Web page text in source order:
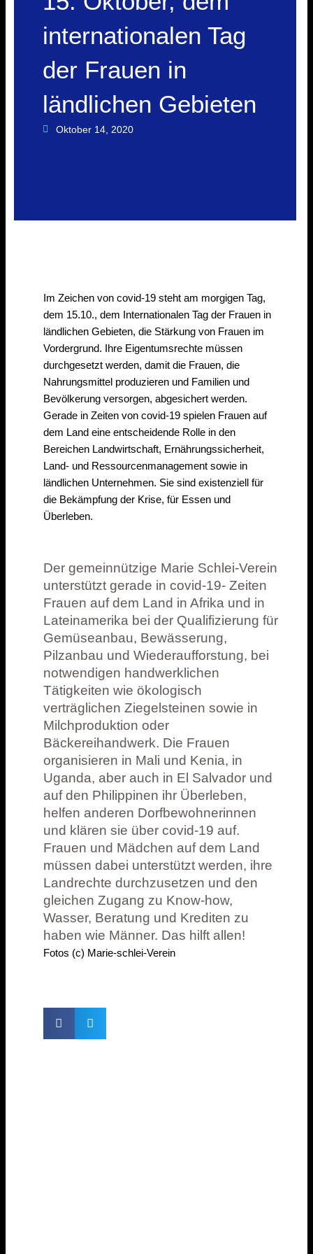
internationalen Tag
der Frauen in
ländlichen Gebieten
Oktober 14, 2020
Im Zeichen von covid-19 steht am morgigen Tag,
dem 15.10., dem Internationalen Tag der Frauen in
ländlichen Gebieten, die Stärkung von Frauen im
Vordergrund. Ihre Eigentumsrechte müssen
durchgesetzt werden, damit die Frauen, die
Nahrungsmittel produzieren und Familien und
Bevölkerung versorgen, abgesichert werden.
Gerade in Zeiten von covid-19 spielen Frauen auf
dem Land eine entscheidende Rolle in den
Bereichen Landwirtschaft, Ernährungssicherheit,
Land- und Ressourcenmanagement sowie in
ländlichen Unternehmen. Sie sind existenziell für
die Bekämpfung der Krise, für Essen und
Überleben.
Der gemeinnützige Marie Schlei-Verein
unterstützt gerade in covid-19- Zeiten
Frauen auf dem Land in Afrika und in
Lateinamerika bei der Qualifizierung für
Gemüseanbau, Bewässerung,
Pilzanbau und Wiederaufforstung, bei
notwendigen handwerklichen
Tätigkeiten wie ökologisch
verträglichen Ziegelsteinen sowie in
Milchproduktion oder
Bäckereihandwerk. Die Frauen
organisieren in Mali und Kenia, in
Uganda, aber auch in El Salvador und
auf den Philippinen ihr Überleben,
helfen anderen Dorfbewohnerinnen
und klären sie über covid-19 auf.
Frauen und Mädchen auf dem Land
müssen dabei unterstützt werden, ihre
Landrechte durchzusetzen und den
gleichen Zugang zu Know-how,
Wasser, Beratung und Krediten zu
haben wie Männer. Das hilft allen!
Fotos (c) Marie-schlei-Verein